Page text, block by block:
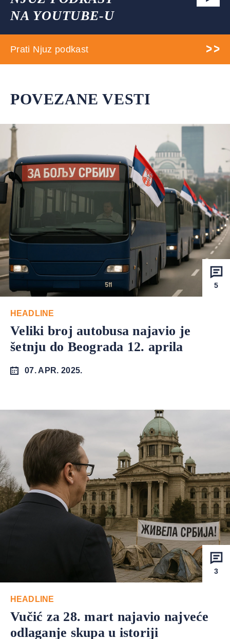
NA YOUTUBE-U
Prati Njuz podkast
POVEZANE VESTI
5
HEADLINE
Veliki broj autobusa najavio je
šetnju do Beograda 12. aprila
07. APR. 2025.
3
HEADLINE
Vučić za 28. mart najavio najveće
odlaganje skupa u istoriji